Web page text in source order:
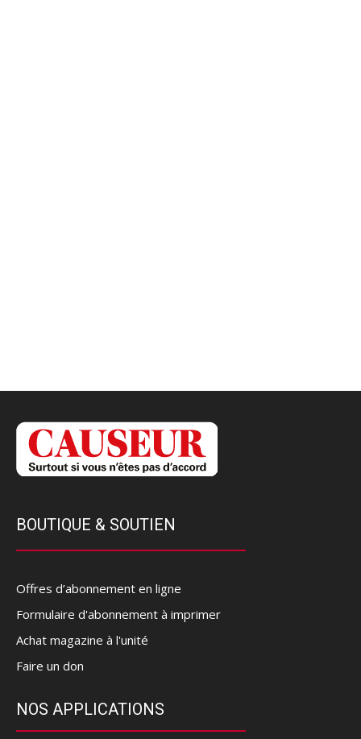
BOUTIQUE & SOUTIEN
Offres d’abonnement en ligne
Formulaire d'abonnement à imprimer
Achat magazine à l'unité
Faire un don
NOS APPLICATIONS